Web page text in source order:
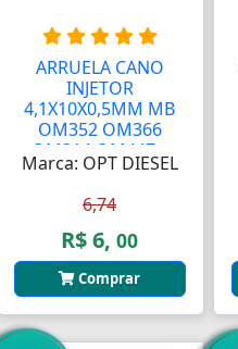
ARRUELA CANO
INJETOR
4,1X10X0,5MM MB
OM352 OM366
OM314 OM447...
Marca: OPT DIESEL
6,74
R$ 6, 00
Comprar